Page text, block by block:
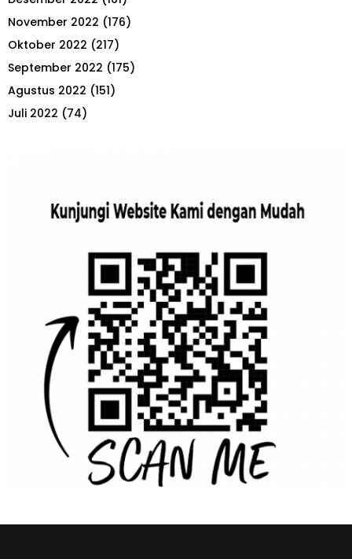
November 2022 (176)
Oktober 2022 (217)
September 2022 (175)
Agustus 2022 (151)
Juli 2022 (74)